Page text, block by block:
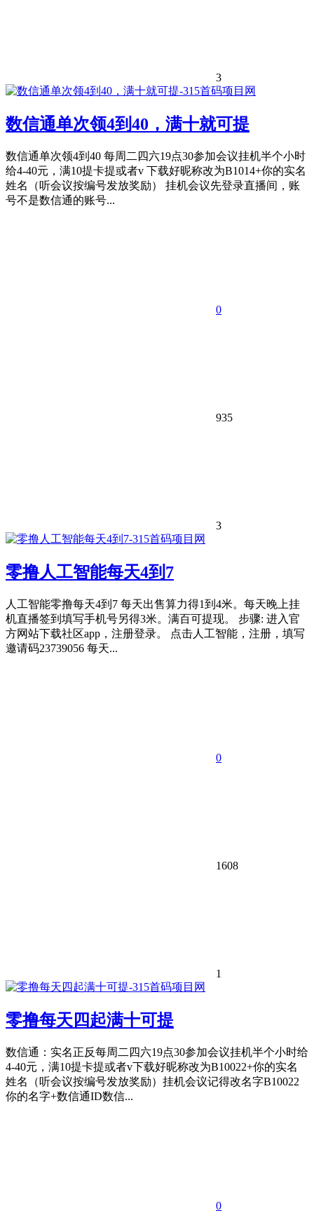
3
数信通单次领4到40，满十就可提
数信通单次领4到40 每周二四六19点30参加会议挂机半个小时
给4-40元，满10提卡提或者v 下载好昵称改为B1014+你的实名
姓名（听会议按编号发放奖励） 挂机会议先登录直播间，账
号不是数信通的账号...
0
935
3
零撸人工智能每天4到7
人工智能零撸每天4到7 每天出售算力得1到4米。每天晚上挂
机直播签到填写手机号另得3米。满百可提现。 步骤: 进入官
方网站下载社区app，注册登录。 点击人工智能，注册，填写
邀请码23739056 每天...
0
1608
1
零撸每天四起满十可提
数信通：实名正反每周二四六19点30参加会议挂机半个小时给
4-40元，满10提卡提或者v下载好昵称改为B10022+你的实名
姓名（听会议按编号发放奖励）挂机会议记得改名字B10022
你的名字+数信通ID数信...
0